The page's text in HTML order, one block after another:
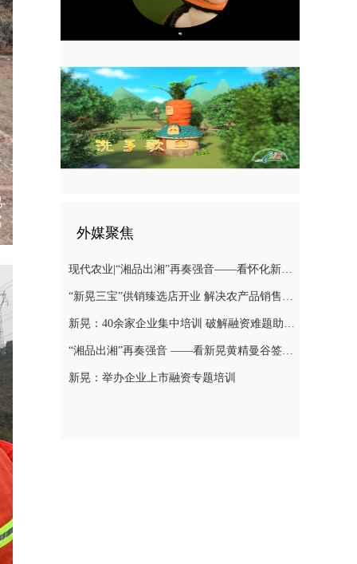
外媒聚焦
现代农业|“湘品出湘”再奏强音——看怀化新晃黄精曼谷签单背后的“强链密码”
“新晃三宝”供销臻选店开业 解决农产品销售难题
新晃：40余家企业集中培训 破解融资难题助力发展
“湘品出湘”再奏强音 ——看新晃黄精曼谷签单背后的“强链密码”
新晃：举办企业上市融资专题培训